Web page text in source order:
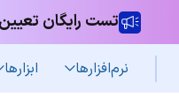
تست رایگان
نرم‌افزار‌ها ابزارها